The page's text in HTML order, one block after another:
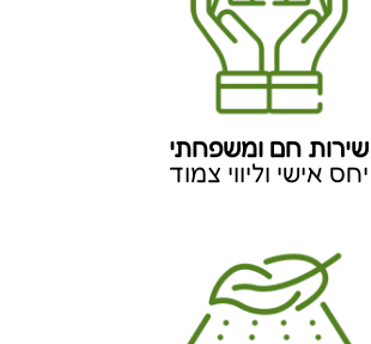
טלפון:
נייד/וואטסאפ:
patelltd1@gmail.com
050-9425672
עקבו אחרינו​